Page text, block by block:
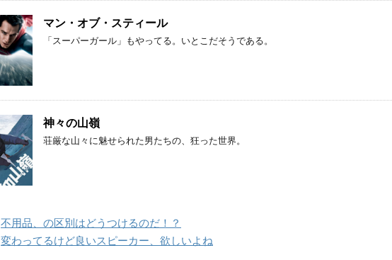
マン・オブ・スティール
「スーパーガール」もやってる。いとこだそうである。
神々の山嶺
荘厳な山々に魅せられた男たちの、狂った世界。
不用品、の区別はどうつけるのだ！？
変わってるけど良いスピーカー、欲しいよね